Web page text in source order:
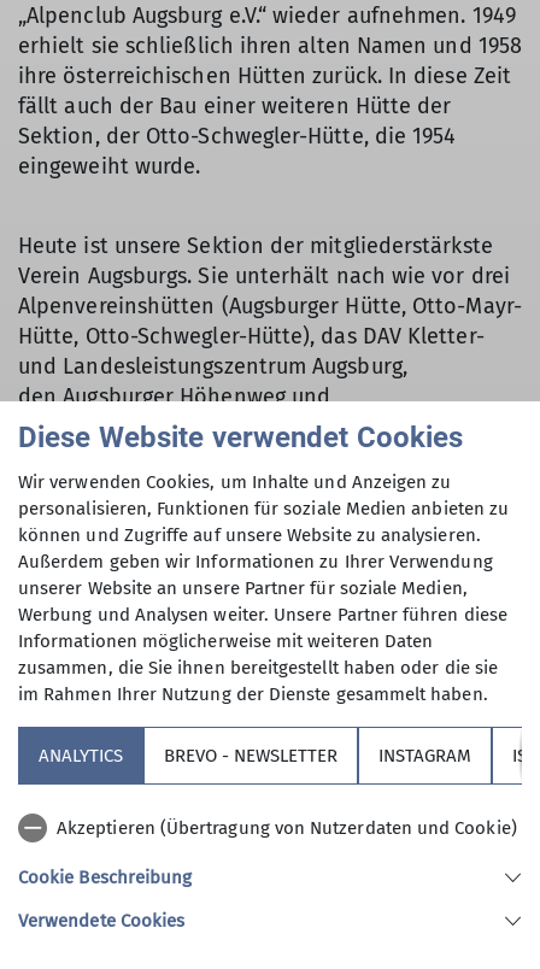
„Alpenclub Augsburg e.V.“ wieder aufnehmen. 1949
erhielt sie schließlich ihren alten Namen und 1958
ihre österreichischen Hütten zurück. In diese Zeit
fällt auch der Bau einer weiteren Hütte der
Sektion, der Otto-Schwegler-Hütte, die 1954
eingeweiht wurde.
Heute ist unsere Sektion der mitgliederstärkste
Verein Augsburgs. Sie unterhält nach wie vor drei
Alpenvereinshütten (Augsburger Hütte, Otto-Mayr-
Hütte, Otto-Schwegler-Hütte), das DAV Kletter-
und Landesleistungszentrum Augsburg,
den Augsburger Höhenweg und
einen Alpengarten in den Tannheimer Bergen. Zu
Abteilungen gehört auch die Förderung des
Naturverständnisses.
Sektion
Service
Sektion Augsburg des Deutschen Alpenvereins e.V.
Diese Website verwendet Cookies
Wir verwenden Cookies, um Inhalte und Anzeigen zu
personalisieren, Funktionen für soziale Medien anbieten zu
können und Zugriffe auf unsere Website zu analysieren.
Außerdem geben wir Informationen zu Ihrer Verwendung
unserer Website an unsere Partner für soziale Medien,
Werbung und Analysen weiter. Unsere Partner führen diese
Informationen möglicherweise mit weiteren Daten
zusammen, die Sie ihnen bereitgestellt haben oder die sie
im Rahmen Ihrer Nutzung der Dienste gesammelt haben.
ANALYTICS BREVO - NEWSLETTER INSTAGRAM
Akzeptieren (Übertragung von Nutzerdaten und Cookie)
Cookie Beschreibung
Verwendete Cookies